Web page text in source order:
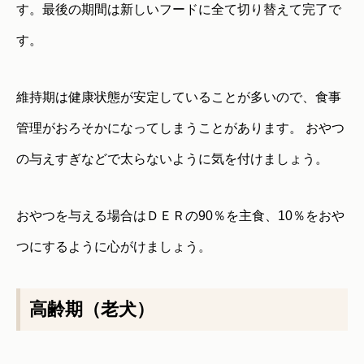
す。最後の期間は新しいフードに全て切り替えて完了で
す。
維持期は健康状態が安定していることが多いので、食事
管理がおろそかになってしまうことがあります。 おやつ
の与えすぎなどで太らないように気を付けましょう。
おやつを与える場合はＤＥＲの90％を主食、10％をおや
つにするように心がけましょう。
高齢期（老犬）